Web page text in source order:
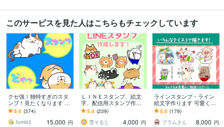
このサービスを見た人はこちらもチェックしています
クセ強！独特すぎのスタ
ンプ！見たくなります 大
手企業様お墨付きクオリ
ティ！キャラ映え間違い
ナシ！
5.0 (374)
fumi02
15,000 円
ＬＩＮＥスタンプ、絵文
字、配信用スタンプ作成
します かわいい系からシ
ュール系まで様々な絵柄
に対応いたします
5.0 (239)
雪そると
4,000 円
ラインスタンプ・ライン
絵文字作ります 可愛くて
時々シュールなラインス
タンプ・ライン絵文字作
ります。
5.0 (179)
プラムさん
8,000 円